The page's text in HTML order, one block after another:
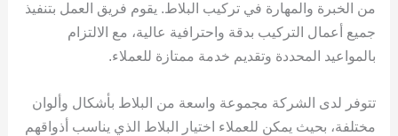
من الخبرة والمهارة في تركيب البلاط. يقوم فريق العمل بتنفيذ
جميع أعمال التركيب بدقة واحترافية عالية، مع الالتزام
بالمواعيد المحددة وتقديم خدمة ممتازة للعملاء.
تتوفر لدى الشركة مجموعة واسعة من البلاط بأشكال وألوان
مختلفة، بحيث يمكن للعملاء اختيار البلاط الذي يناسب أذواقهم